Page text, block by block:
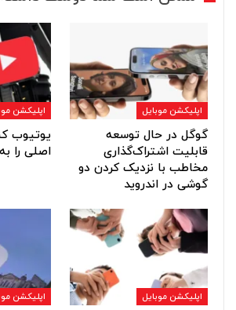
اپلیکشن موبایل
گوگل در حال توسعه
قابلیت اشتراک‌گذاری
مخاطب با نزدیک کردن دو
گوشی در اندروید
اپلیکشن
یوتیوب
اصلی را
اپلیکشن موبایل اپلیکشن